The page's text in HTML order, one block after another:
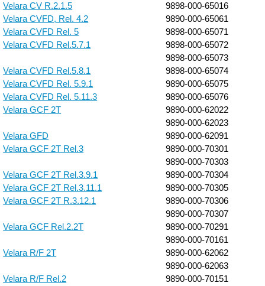
Velara CV R.2.1.5
9898-000-65016
Velara CVFD, Rel. 4.2
9890-000-65061
Velara CVFD Rel. 5
9898-000-65071
Velara CVFD Rel.5.7.1
9898-000-65072
9898-000-65073
Velara CVFD Rel.5.8.1
9898-000-65074
Velara CVFD Rel. 5.9.1
9890-000-65075
Velara CVFD Rel. 5.11.3
9890-000-65076
Velara GCF 2T
9890-000-62022
9890-000-62023
Velara GFD
9890-000-62091
Velara GCF 2T Rel.3
9890-000-70301
9890-000-70303
Velara GCF 2T Rel.3.9.1
9890-000-70304
Velara GCF 2T Rel.3.11.1
9890-000-70305
Velara GCF 2T R.3.12.1
9890-000-70306
9890-000-70307
Velara GCF Rel.2.2T
9890-000-70291
9890-000-70161
Velara R/F 2T
9890-000-62062
9890-000-62063
Velara R/F Rel.2
9890-000-70151